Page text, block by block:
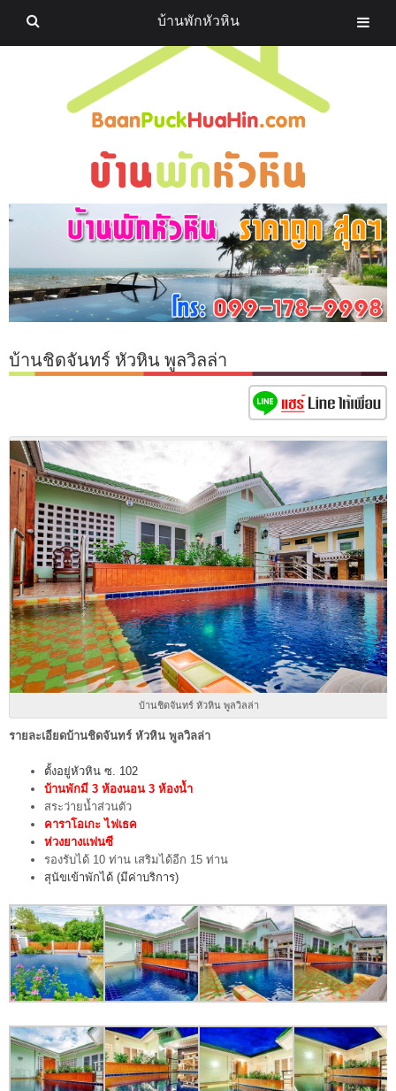
บ้านชิดจันทร์ หัวหิน พูลวิลล่า
บ้านชิดจันทร์ หัวหิน พูลวิลล่า
รายละเอียดบ้านชิดจันทร์ หัวหิน พูลวิลล่า
ตั้งอยู่หัวหิน ซ. 102
บ้านพักมี 3 ห้องนอน 3 ห้องน้ำ
สระว่ายน้ำส่วนตัว
คาราโอเกะ ไฟเธค
ห่วงยางแฟนซี
รองรับได้ 10 ท่าน เสริมได้อีก 15 ท่าน
สุนัขเข้าพักได้ (มีค่าบริการ)
บ้านพักหัวหิน